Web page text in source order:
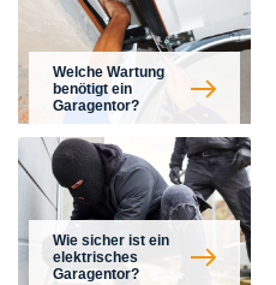
Welche Wartung
benötigt ein
Garagentor?
Wie sicher ist ein
elektrisches
Garagentor?